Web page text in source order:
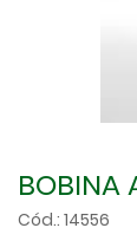
BOBINA
Cód.: 14556